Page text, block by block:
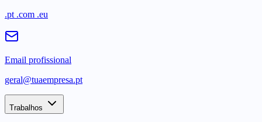
.pt .com .eu
Email profissional
geral@tuaempresa.pt
Trabalhos